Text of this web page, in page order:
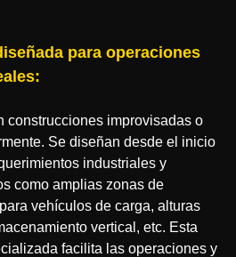
para operaciones
construcciones improvisadas o
Se diseñan desde el inicio
industriales y
como amplias zonas de
vehículos de carga, alturas
vertical, etc. Esta
facilita las operaciones y